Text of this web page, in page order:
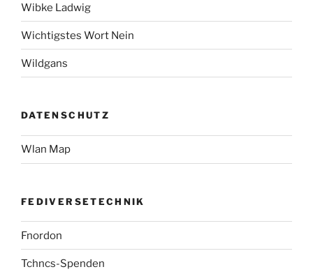
Wibke Ladwig
Wichtigstes Wort Nein
Wildgans
DATENSCHUTZ
Wlan Map
FEDIVERSETECHNIK
Fnordon
Tchncs-Spenden